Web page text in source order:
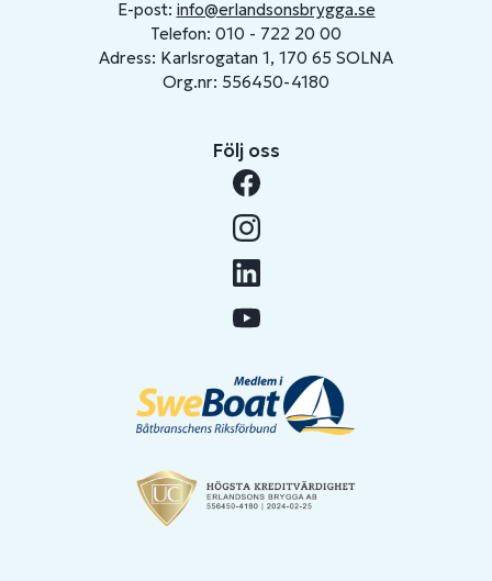
E-post: info@erlandsonsbrygga.se
Telefon: 010 - 722 20 00
Adress: Karlsrogatan 1, 170 65 SOLNA
Org.nr: 556450-4180
Följ oss